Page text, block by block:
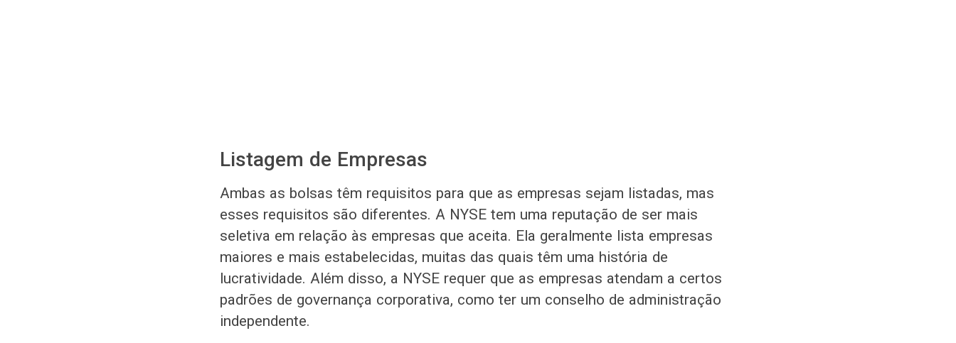
Listagem de Empresas
Ambas as bolsas têm requisitos para que as empresas sejam listadas, mas
esses requisitos são diferentes. A NYSE tem uma reputação de ser mais
seletiva em relação às empresas que aceita. Ela geralmente lista empresas
maiores e mais estabelecidas, muitas das quais têm uma história de
lucratividade. Além disso, a NYSE requer que as empresas atendam a certos
padrões de governança corporativa, como ter um conselho de administração
independente.